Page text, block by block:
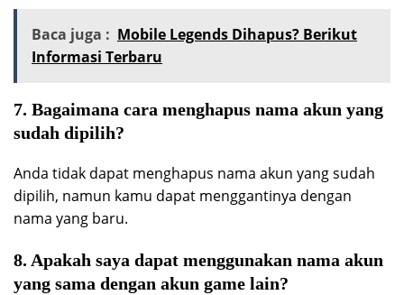
Baca juga : Mobile Legends Dihapus? Berikut
Informasi Terbaru
7. Bagaimana cara menghapus nama akun yang
sudah dipilih?
Anda tidak dapat menghapus nama akun yang sudah
dipilih, namun kamu dapat menggantinya dengan
nama yang baru.
8. Apakah saya dapat menggunakan nama akun
yang sama dengan akun game lain?